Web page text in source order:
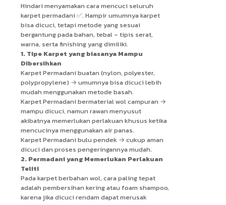
Hindari menyamakan cara mencuci seluruh
karpet permadani ✅. Hampir umumnya karpet
bisa dicuci, tetapi metode yang sesuai
bergantung pada bahan, tebal – tipis serat,
warna, serta finishing yang dimiliki.
1. Tipe Karpet yang biasanya Mampu
Dibersihkan
Karpet Permadani buatan (nylon, polyester,
polypropylene) → umumnya bisa dicuci lebih
mudah menggunakan metode basah.
Karpet Permadani bermaterial wol campuran →
mampu dicuci, namun rawan menyusut
akibatnya memerlukan perlakuan khusus ketika
mencucinya menggunakan air panas.
Karpet Permadani bulu pendek → cukup aman
dicuci dan proses pengeringannya mudah.
2. Permadani yang Memerlukan Perlakuan
Teliti
Pada karpet berbahan wol, cara paling tepat
adalah pembersihan kering atau foam shampoo,
karena jika dicuci rendam dapat merusak